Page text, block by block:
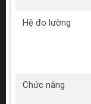
Hệ đo lường
Chức năng